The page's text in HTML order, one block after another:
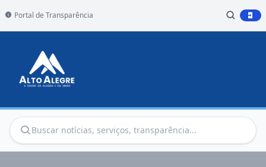
Portal de Transparência